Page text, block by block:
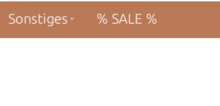
Sonstiges % SALE %